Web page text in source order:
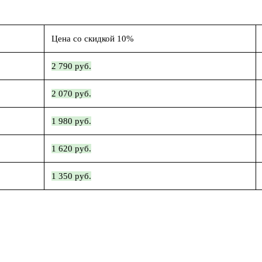
Цена со скидкой 10%
2 790 руб.
2 070 руб.
1 980 руб.
1 620 руб.
1 350 руб.